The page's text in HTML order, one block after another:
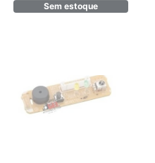
Sem estoque